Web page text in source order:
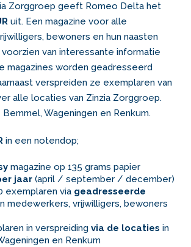
Zorggroep geeft Romeo Delta het
uit. Een magazine voor alle
bewoners en hun naasten
voorzien van interessante informatie
magazines worden geadresseerd
verspreiden ze exemplaren van
alle locaties van Zinzia Zorggroep.
Wageningen en Renkum.
in een notendop;
magazine op 135 grams papier
jaar (april / september / december)
exemplaren via geadresseerde
medewerkers, vrijwilligers, bewoners
in verspreiding via de locaties in
en Renkum